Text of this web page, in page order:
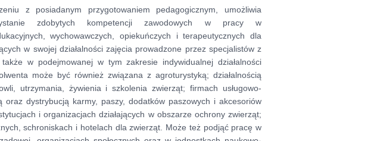
z posiadanym przygotowaniem pedagogicznym, umożliwia
zdobytych kompetencji zawodowych w pracy w
wychowawczych, opiekuńczych i terapeutycznych dla
w swojej działalności zajęcia prowadzone przez specjalistów z
w podejmowanej w tym zakresie indywidualnej działalności
może być również związana z agroturystyką; działalnością
utrzymania, żywienia i szkolenia zwierząt; firmach usługowo-
oraz dystrybucją karmy, paszy, dodatków paszowych i akcesoriów
i organizacjach działających w obszarze ochrony zwierząt;
schroniskach i hotelach dla zwierząt. Może też podjąć pracę w